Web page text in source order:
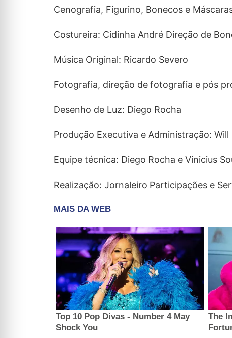
Cenografia, Figurino, Bonecos e
Costureira: Cidinha André Direção de
Música Original: Ricardo Severo
Fotografia, direção de fotografia e pós
Desenho de Luz: Diego Rocha
Produção Executiva e Administração: Will
Equipe técnica: Diego Rocha e Vinicius
Realização: Jornaleiro Participações e